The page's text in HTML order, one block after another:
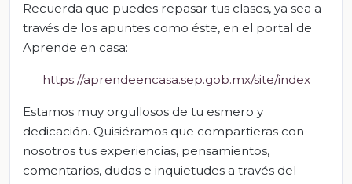
Recuerda que puedes repasar tus clases, ya sea a
través de los apuntes como éste, en el portal de
Aprende en casa:
https://aprendeencasa.sep.gob.mx/site/index
Estamos muy orgullosos de tu esmero y
dedicación. Quisiéramos que compartieras con
nosotros tus experiencias, pensamientos,
comentarios, dudas e inquietudes a través del